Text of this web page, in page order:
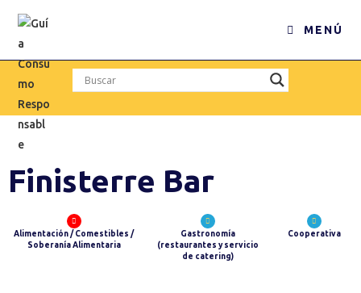
MENÚ
Finisterre Bar
Alimentación / Comestibles /
Soberanía Alimentaria
Gastronomía
(restaurantes y servicio
de catering)
Cooperativa